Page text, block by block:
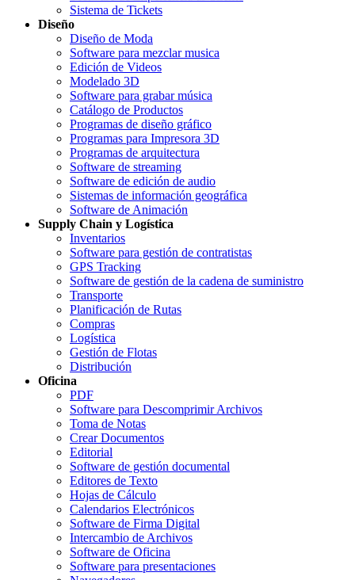
Sistema de Tickets
Diseño
Diseño de Moda
Software para mezclar musica
Edición de Videos
Modelado 3D
Software para grabar música
Catálogo de Productos
Programas de diseño gráfico
Programas para Impresora 3D
Programas de arquitectura
Software de streaming
Software de edición de audio
Sistemas de información geográfica
Software de Animación
Supply Chain y Logística
Inventarios
Software para gestión de contratistas
GPS Tracking
Software de gestión de la cadena de suministro
Transporte
Planificación de Rutas
Compras
Logística
Gestión de Flotas
Distribución
Oficina
PDF
Software para Descomprimir Archivos
Toma de Notas
Crear Documentos
Editorial
Software de gestión documental
Editores de Texto
Hojas de Cálculo
Calendarios Electrónicos
Software de Firma Digital
Intercambio de Archivos
Software de Oficina
Software para presentaciones